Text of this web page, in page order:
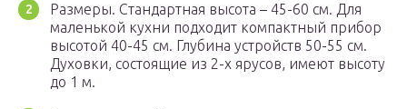
Размеры. Стандартная высота – 45-60 см. Для
маленькой кухни подходит компактный прибор
высотой 40-45 см. Глубина устройств 50-55 см.
Духовки, состоящие из 2-х ярусов, имеют высоту
до 1 м.